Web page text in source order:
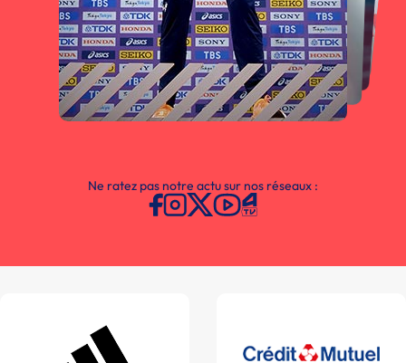
Ne ratez pas notre actu sur nos réseaux :